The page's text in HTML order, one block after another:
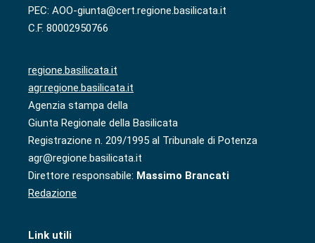
PEC: AOO-giunta@cert.regione.basilicata.it
C.F. 80002950766
regione.basilicata.it
agr.regione.basilicata.it
Agenzia stampa della
Giunta Regionale della Basilicata
Registrazione n. 209/1995 al Tribunale di Potenza
agr@regione.basilicata.it
Direttore responsabile: Massimo Brancati
Redazione
Link utili